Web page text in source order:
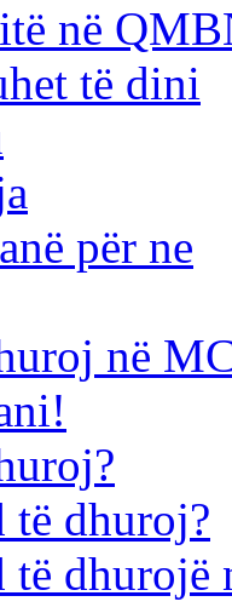
në
të dini
për ne
në
të dhuroj?
të dhurojë